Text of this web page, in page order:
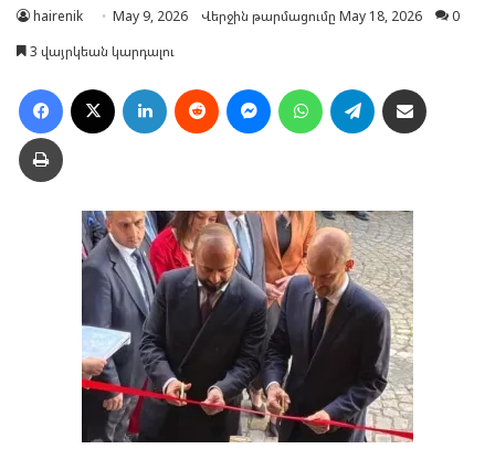
hairenik May 9, 2026 Վերջին թարմացումը May 18, 2026
0
3 վայրկեան կարդալու
Facebook LinkedIn Reddit MessengerWhatsAppTelegram
Տպել